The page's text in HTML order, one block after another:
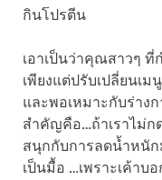
กินโปรตีน
เอาเป็นว่าคุณสาวๆ ที่
เพียงแต่ปรับเปลี่ยนเ
และพอเหมาะกับร่าง
สำคัญคือ…ถ้าเราไม่ก
สนุกกับการลดน้ำหนั
เป็นมื้อ …เพราะเค้าบ